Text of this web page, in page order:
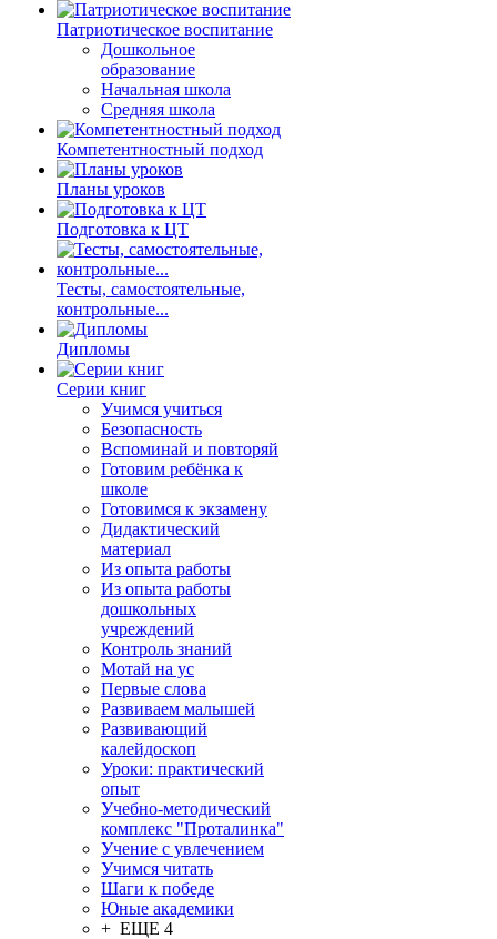
Патриотическое воспитание
Дошкольное
образование
Начальная школа
Средняя школа
Компетентностный подход
Планы уроков
Подготовка к ЦТ
Тесты, самостоятельные,
контрольные...
Дипломы
Серии книг
Учимся учиться
Безопасность
Вспоминай и повторяй
Готовим ребёнка к
школе
Готовимся к экзамену
Дидактический
материал
Из опыта работы
Из опыта работы
дошкольных
учреждений
Контроль знаний
Мотай на ус
Первые слова
Развиваем малышей
Развивающий
калейдоскоп
Уроки: практический
опыт
Учебно-методический
комплекс "Проталинка"
Учение с увлечением
Учимся читать
Шаги к победе
Юные академики
+ ЕЩЕ 4